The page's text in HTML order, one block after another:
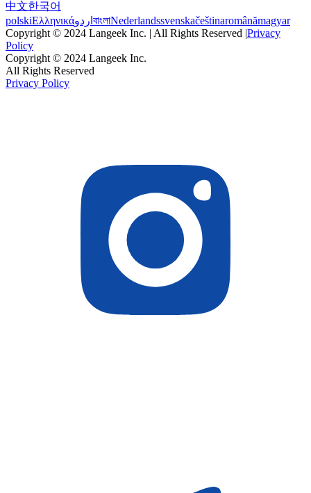
中文한국어
polskiΕλληνικάاردو বাংলাNederlandssvenskačeštinaromânămagyar
Copyright © 2024 Langeek Inc. | All Rights Reserved |Privacy
Policy
Copyright © 2024 Langeek Inc.
All Rights Reserved
Privacy Policy